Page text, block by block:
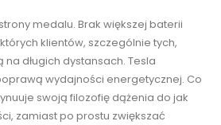
medalu. Brak większej baterii
klientów, szczególnie tych,
długich dystansach. Tesla
wydajności energetycznej. Co
swoją filozofię dążenia do jak
zamiast po prostu zwiększać